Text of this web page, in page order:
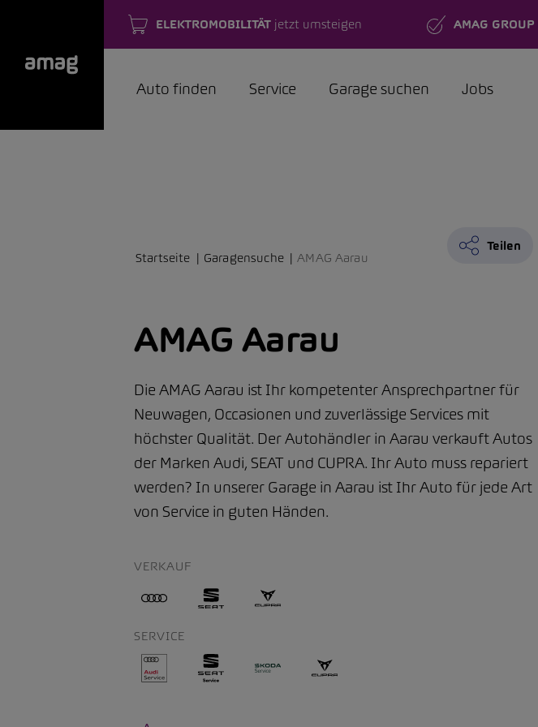
ELEKTROMOBILITÄTjetzt umsteigen AMAG GROUP
Auto finden Service Garage suchen Jobs
Startseite Garagensuche AMAG Aarau
Teilen
AMAG Aarau
Die AMAG Aarau ist Ihr kompetenter Ansprechpartner für
Neuwagen, Occasionen und zuverlässige Services mit
höchster Qualität. Der Autohändler in Aarau verkauft Autos
der Marken Audi, SEAT und CUPRA. Ihr Auto muss repariert
werden? In unserer Garage in Aarau ist Ihr Auto für jede Art
von Service in guten Händen.
VERKAUF
SERVICE